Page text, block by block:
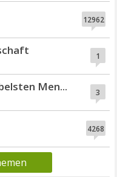
12962
1
3
Men...
4268